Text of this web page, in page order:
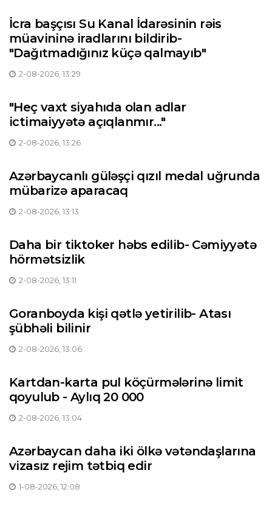
İcra başçısı Su Kanal İdarəsinin rəis
müavininə iradlarını bildirib-
"Dağıtmadığınız küçə qalmayıb"
2-08-2026, 13:29
"Heç vaxt siyahıda olan adlar
ictimaiyyətə açıqlanmır..."
2-08-2026, 13:26
Azərbaycanlı güləşçi qızıl medal uğrunda
mübarizə aparacaq
2-08-2026, 13:13
Daha bir tiktoker həbs edilib- Cəmiyyətə
hörmətsizlik
2-08-2026, 13:11
Goranboyda kişi qətlə yetirilib- Atası
şübhəli bilinir
2-08-2026, 13:06
Kartdan-karta pul köçürmələrinə limit
qoyulub - Aylıq 20 000
2-08-2026, 13:04
Azərbaycan daha iki ölkə vətəndaşlarına
vizasız rejim tətbiq edir
1-08-2026, 12:08